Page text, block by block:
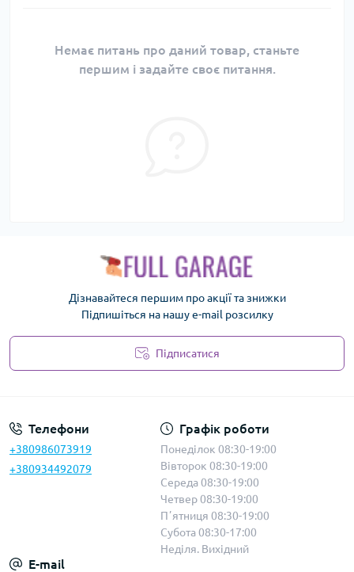
Немає питань про даний товар, станьте
першим і задайте своє питання.
Дізнавайтеся першим про акції та знижки
Підпишіться на нашу e-mail розсилку
Підписатися
Телефони
+380986073919
+380934492079
Графік роботи
Понеділок 08:30-19:00
Вівторок 08:30-19:00
Середа 08:30-19:00
Четвер 08:30-19:00
Пʼятниця 08:30-19:00
Субота 08:30-17:00
Неділя. Вихідний
E-mail